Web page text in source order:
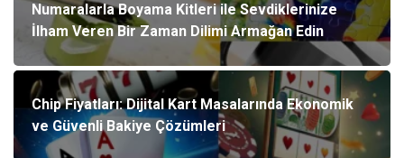
Numaralarla Boyama Kitleri ile Sevdiklerinize
İlham Veren Bir Zaman Dilimi Armağan Edin
Chip Fiyatları: Dijital Kart Masalarında Ekonomik
ve Güvenli Bakiye Çözümleri